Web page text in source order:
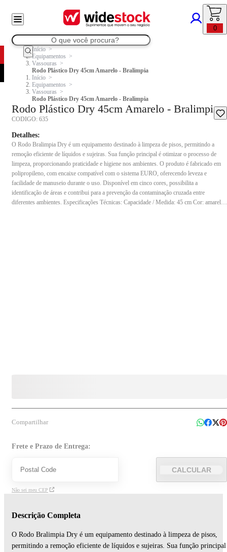
0
Início
Equipamentos
Vassouras
Rodo Plástico Dry 45cm Amarelo - Bralimpia
Início
Equipamentos
Vassouras
Rodo Plástico Dry 45cm Amarelo - Bralimpia
Rodo Plástico Dry 45cm Amarelo - Bralimpia
CODIGO: 635
Detalhes:
O Rodo Bralimpia Dry é um equipamento destinado à limpeza de pisos, permitindo a
remoção eficiente de líquidos e sujeiras. Sua função principal é otimizar o processo de
limpeza, proporcionando praticidade e higiene nos ambientes. O produto é fabricado em
polipropileno, com encaixe compatível com o sistema EURO, oferecendo leveza e
facilidade de manuseio durante o uso. Disponível em cinco cores, possibilita a
identificação de áreas e contribui para a prevenção da contaminação cruzada entre
diferentes ambientes. Especificações Técnicas: Capacidade / Medida: 45 cm Cor: amarelo
Compartilhar
Frete e Prazo de Entrega:
CALCULAR
Não sei meu CEP
Descrição Completa
O Rodo Bralimpia Dry é um equipamento destinado à limpeza de pisos,
permitindo a remoção eficiente de líquidos e sujeiras. Sua função principal